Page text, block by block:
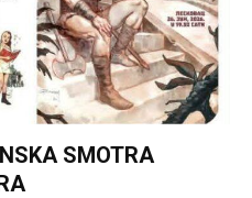
SMOTRA